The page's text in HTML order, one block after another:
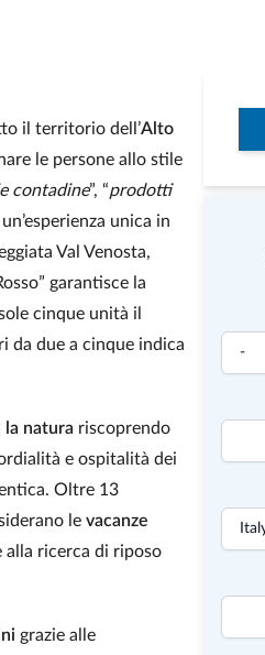
il territorio dell’Alto
le persone allo stile
contadine”, “prodotti
unica in
Val Venosta,
garantisce la
cinque unità il
da due a cinque indica
natura riscoprendo
e ospitalità dei
Oltre 13
le vacanze
alla ricerca di riposo
grazie alle